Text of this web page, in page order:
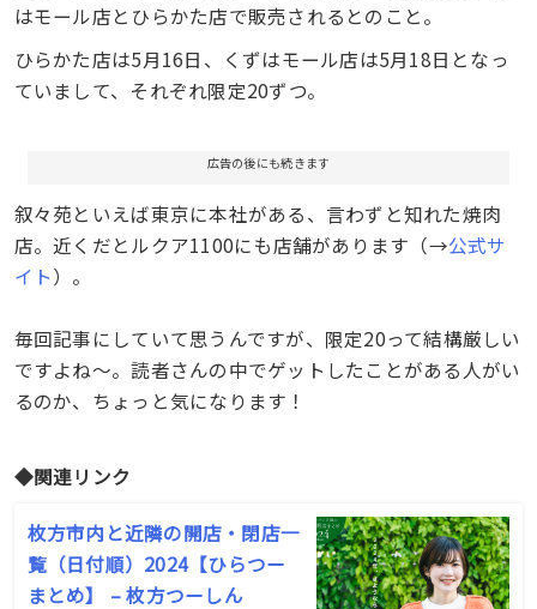
はモール店とひらかた店で販売されるとのこと。
ひらかた店は5月16日、くずはモール店は5月18日となっ
ていまして、それぞれ限定20ずつ。
広告の後にも続きます
叙々苑といえば東京に本社がある、言わずと知れた焼肉
店。近くだとルクア1100にも店舗があります（→公式サ
イト）。
毎回記事にしていて思うんですが、限定20って結構厳しい
ですよね〜。読者さんの中でゲットしたことがある人がい
るのか、ちょっと気になります！
◆関連リンク
枚方市内と近隣の開店・閉店一
覧（日付順）2024【ひらつー
まとめ】 – 枚方つーしん